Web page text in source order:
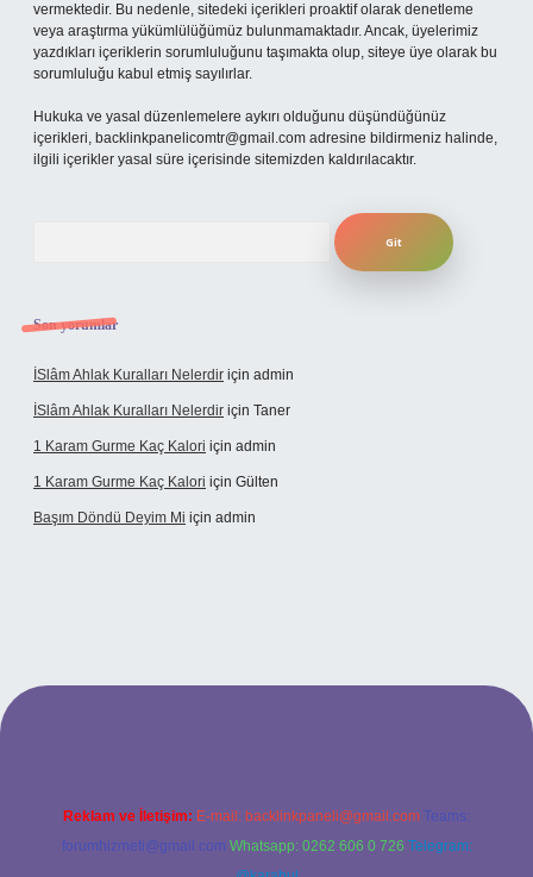
vermektedir. Bu nedenle, sitedeki içerikleri proaktif olarak denetleme
veya araştırma yükümlülüğümüz bulunmamaktadır. Ancak, üyelerimiz
yazdıkları içeriklerin sorumluluğunu taşımakta olup, siteye üye olarak bu
sorumluluğu kabul etmiş sayılırlar.
Hukuka ve yasal düzenlemelere aykırı olduğunu düşündüğünüz
içerikleri, backlinkpanelicomtr@gmail.com adresine bildirmeniz halinde,
ilgili içerikler yasal süre içerisinde sitemizden kaldırılacaktır.
Son yorumlar
İSlâm Ahlak Kuralları Nelerdir için admin
İSlâm Ahlak Kuralları Nelerdir için Taner
1 Karam Gurme Kaç Kalori için admin
1 Karam Gurme Kaç Kalori için Gülten
Başım Döndü Deyim Mi için admin
Reklam ve İletişim: E-mail: backlinkpaneli@gmail.com Teams:
forumhizmeti@gmail.com Whatsapp: 0262 606 0 726 Telegram: